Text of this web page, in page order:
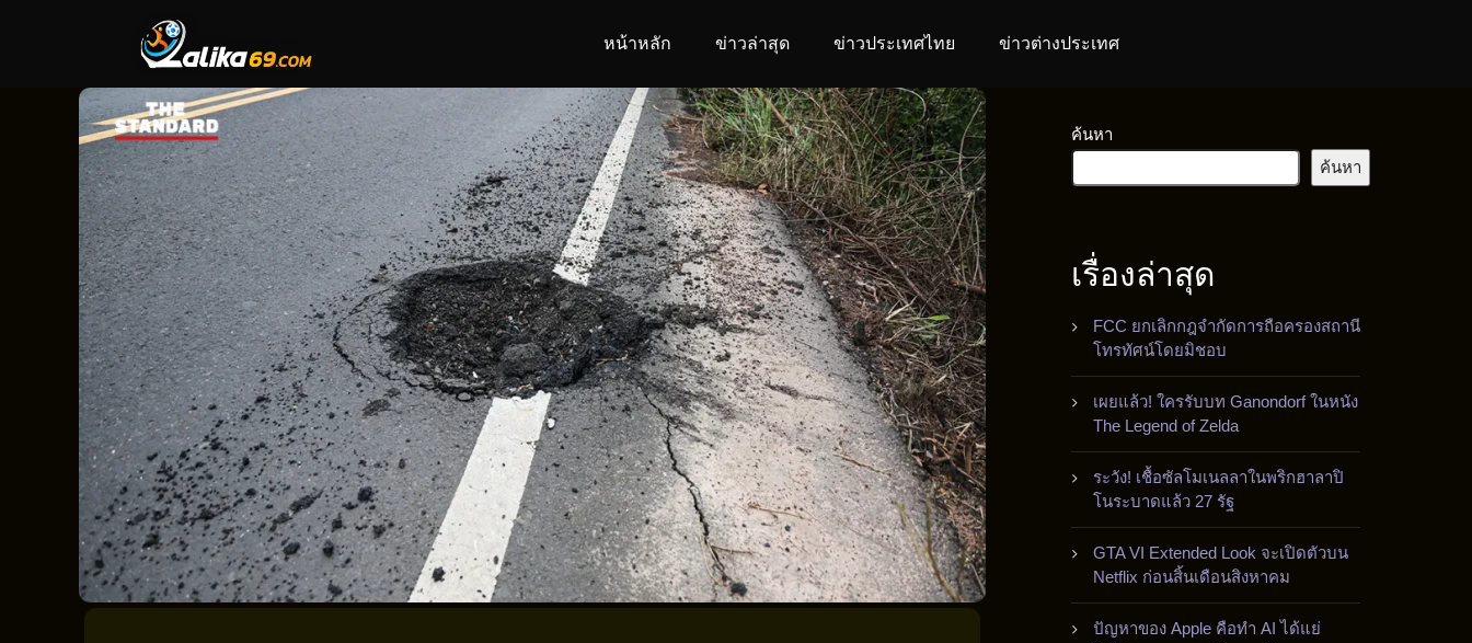
หน้าหลัก ข่าวล่าสุด ข่าวประเทศไทย ข่าวต่างประเทศ
ค้นหา
ค้นหา
เรื่องล่าสุด
FCC ยกเลิกกฎจำกัดการถือครองสถานี
โทรทัศน์โดยมิชอบ
เผยแล้ว! ใครรับบท Ganondorf ในหนัง
The Legend of Zelda
ระวัง! เชื้อซัลโมเนลลาในพริกฮาลาปิ
โนระบาดแล้ว 27 รัฐ
GTA VI Extended Look จะเปิดตัวบน
Netflix ก่อนสิ้นเดือนสิงหาคม
ปัญหาของ Apple คือทำ AI ได้แย่